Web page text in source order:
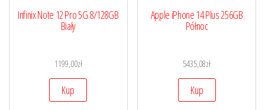
Infinix Note 12 Pro 5G 8/128GB
Biały
1199,00zł
Kup
Apple iPhone 14 Plus 256GB
Północ
5435,08zł
Kup